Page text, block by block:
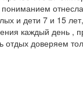
и дети 7 и 15
каждый день ,
отдых доверяем